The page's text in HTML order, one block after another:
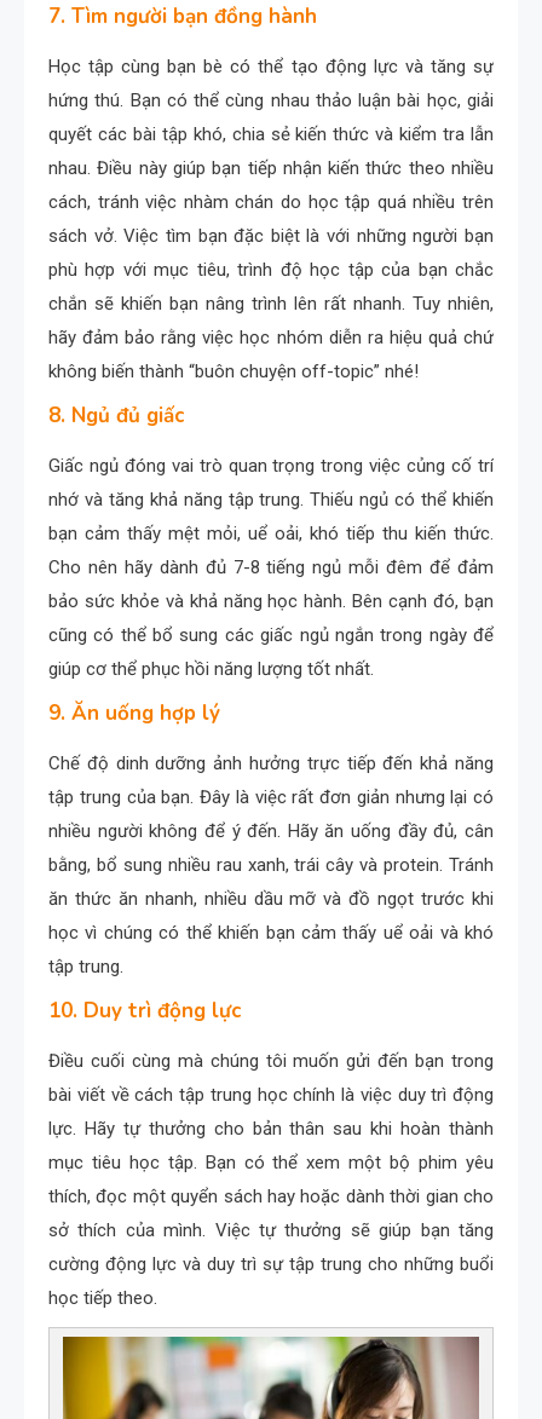
7. Tìm người bạn đồng hành
Học tập cùng bạn bè có thể tạo động lực và tăng sự
hứng thú. Bạn có thể cùng nhau thảo luận bài học, giải
quyết các bài tập khó, chia sẻ kiến thức và kiểm tra lẫn
nhau. Điều này giúp bạn tiếp nhận kiến thức theo nhiều
cách, tránh việc nhàm chán do học tập quá nhiều trên
sách vở. Việc tìm bạn đặc biệt là với những người bạn
phù hợp với mục tiêu, trình độ học tập của bạn chắc
chắn sẽ khiến bạn nâng trình lên rất nhanh. Tuy nhiên,
hãy đảm bảo rằng việc học nhóm diễn ra hiệu quả chứ
không biến thành “buôn chuyện off-topic” nhé!
8. Ngủ đủ giấc
Giấc ngủ đóng vai trò quan trọng trong việc củng cố trí
nhớ và tăng khả năng tập trung. Thiếu ngủ có thể khiến
bạn cảm thấy mệt mỏi, uể oải, khó tiếp thu kiến thức.
Cho nên hãy dành đủ 7-8 tiếng ngủ mỗi đêm để đảm
bảo sức khỏe và khả năng học hành. Bên cạnh đó, bạn
cũng có thể bổ sung các giấc ngủ ngắn trong ngày để
giúp cơ thể phục hồi năng lượng tốt nhất.
9. Ăn uống hợp lý
Chế độ dinh dưỡng ảnh hưởng trực tiếp đến khả năng
tập trung của bạn. Đây là việc rất đơn giản nhưng lại có
nhiều người không để ý đến. Hãy ăn uống đầy đủ, cân
bằng, bổ sung nhiều rau xanh, trái cây và protein. Tránh
ăn thức ăn nhanh, nhiều dầu mỡ và đồ ngọt trước khi
học vì chúng có thể khiến bạn cảm thấy uể oải và khó
tập trung.
10. Duy trì động lực
Điều cuối cùng mà chúng tôi muốn gửi đến bạn trong
bài viết về cách tập trung học chính là việc duy trì động
lực. Hãy tự thưởng cho bản thân sau khi hoàn thành
mục tiêu học tập. Bạn có thể xem một bộ phim yêu
thích, đọc một quyển sách hay hoặc dành thời gian cho
sở thích của mình. Việc tự thưởng sẽ giúp bạn tăng
cường động lực và duy trì sự tập trung cho những buổi
học tiếp theo.